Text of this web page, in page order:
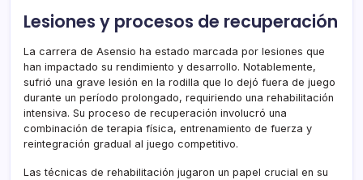
Lesiones y procesos de recuperación
La carrera de Asensio ha estado marcada por lesiones que
han impactado su rendimiento y desarrollo. Notablemente,
sufrió una grave lesión en la rodilla que lo dejó fuera de juego
durante un período prolongado, requiriendo una rehabilitación
intensiva. Su proceso de recuperación involucró una
combinación de terapia física, entrenamiento de fuerza y
reintegración gradual al juego competitivo.
Las técnicas de rehabilitación jugaron un papel crucial en su